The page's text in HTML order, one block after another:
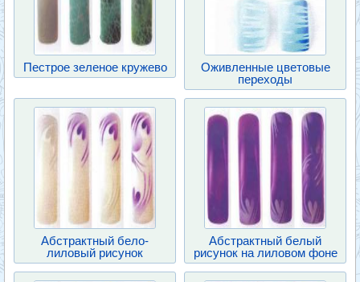
Пестрое зеленое кружево
Оживленные цветовые
переходы
Абстрактный бело-
лиловый рисунок
Абстрактный белый
рисунок на лиловом фоне